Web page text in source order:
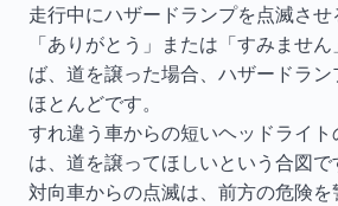
走行中にハザードランプを点滅さ
「ありがとう」または「すみませ
ば、道を譲った場合、ハザードラ
ほとんどです。
すれ違う車からの短いヘッドライト
は、道を譲ってほしいという合図で
対向車からの点滅は、前方の危険